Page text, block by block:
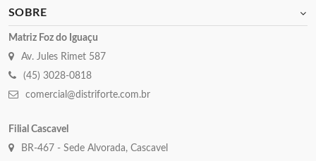
SOBRE
Matriz Foz do Iguaçu
Av. Jules Rimet 587
(45) 3028-0818
comercial@distriforte.com.br
Filial Cascavel
BR-467 - Sede Alvorada, Cascavel